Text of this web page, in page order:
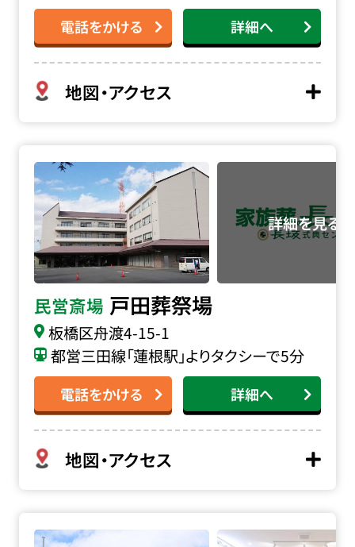
電話をかける 詳細へ
地図・アクセス
民営斎場 戸田葬祭場
板橋区舟渡4-15-1
都営三田線「蓮根駅」よりタクシーで5分
電話をかける 詳細へ
地図・アクセス
家族葬の長坂 清瀬松山の詳細へ